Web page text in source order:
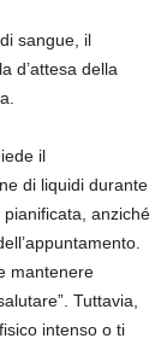
sangue, il
d’attesa della
il
di liquidi durante
anziché
mantenere
Tuttavia,
intenso o ti